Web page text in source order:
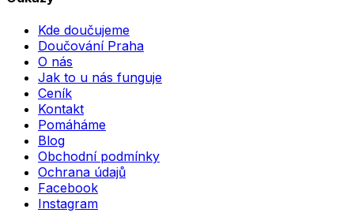
Kde doučujeme
Doučování Praha
O nás
Jak to u nás funguje
Ceník
Kontakt
Pomáháme
Blog
Obchodní podmínky
Ochrana údajů
Facebook
Instagram